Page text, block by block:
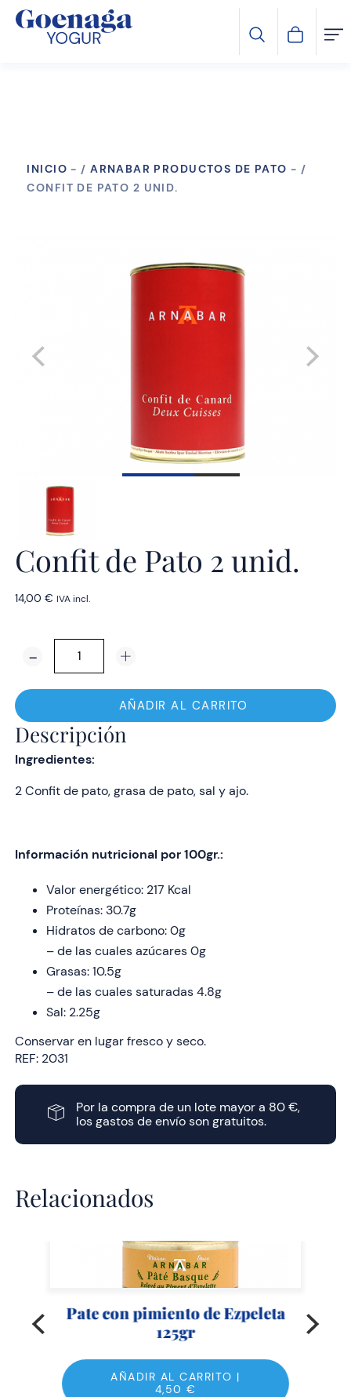
INICIO - ARNABAR PRODUCTOS DE PATO -
CONFIT DE PATO 2 UNID.
Confit de Pato 2 unid.
14,00€ IVA incl.
de
Pato
2
unid.
cantidad
AÑADIR AL CARRITO
Descripción
Ingredientes:
2 Confit de pato, grasa de pato, sal y ajo.
Información nutricional por 100gr.:
Valor energético: 217 Kcal
Proteínas: 30.7g
Hidratos de carbono: 0g
– de las cuales azúcares 0g
Grasas: 10.5g
– de las cuales saturadas 4.8g
Sal: 2.25g
Conservar en lugar fresco y seco.
REF: 2031
Por la compra de un lote mayor a 80 €,
los gastos de envío son gratuitos.
Relacionados
Pate con pimiento de Ezpeleta
125gr
AÑADIR AL CARRITO |
4,50 €